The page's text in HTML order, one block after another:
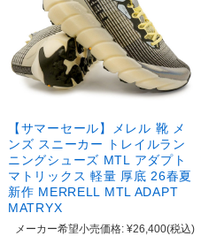
【サマーセール】メレル 靴 メ
ンズ スニーカー トレイルラン
ニングシューズ MTL アダプト
マトリックス 軽量 厚底 26春夏
新作 MERRELL MTL ADAPT
MATRYX
メーカー希望小売価格: ¥26,400(税込)